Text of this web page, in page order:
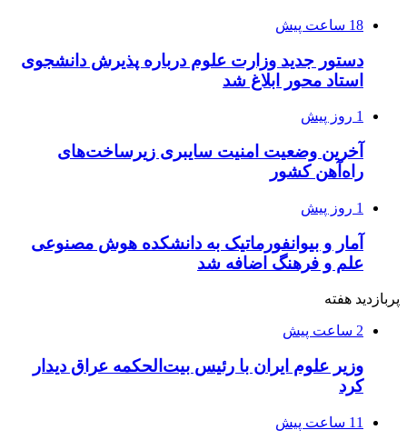
18 ساعت پیش
دستور جدید وزارت علوم درباره پذیرش دانشجوی
استاد محور ابلاغ شد
1 روز پیش
آخرین وضعیت امنیت سایبری زیرساخت‌های
راه‌آهن کشور
1 روز پیش
آمار و بیوانفورماتیک به دانشکده هوش مصنوعی
علم و فرهنگ اضافه شد
پربازدید هفته
2 ساعت پیش
وزیر علوم ایران با رئیس بیت‌الحکمه عراق دیدار
کرد
11 ساعت پیش